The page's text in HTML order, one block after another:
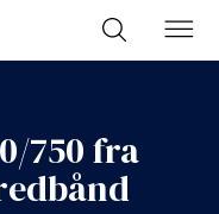
750 fra